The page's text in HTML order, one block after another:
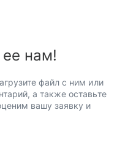
ее нам!
файл с ним или
а также оставьте
вашу заявку и